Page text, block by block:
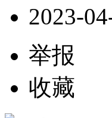
2023-
举报
收藏